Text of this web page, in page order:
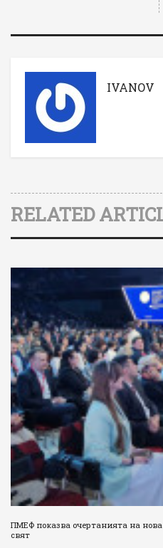
IVANOV
RELATED
ПМЕФ показва очертанията на
свят